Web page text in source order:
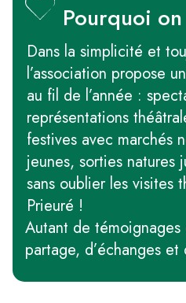
Pourquoi
Dans la simplicité et
l’association propose
au fil de l’année :
représentations
festives avec marchés
jeunes, sorties natures
sans oublier les visites
Prieuré !
Autant de
partage, d’échanges et